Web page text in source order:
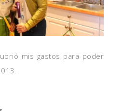
mis gastos para poder